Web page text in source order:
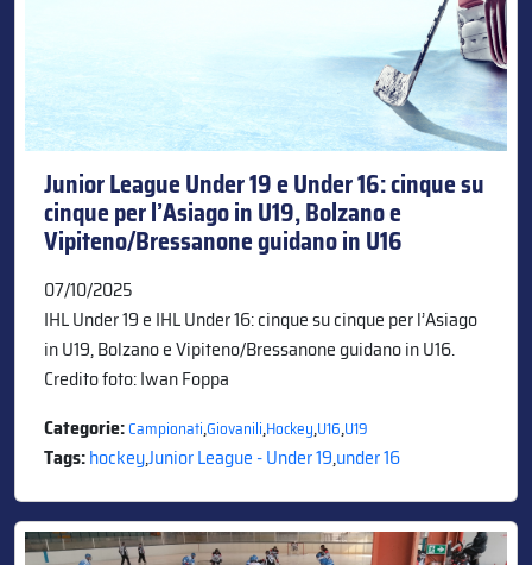
Junior League Under 19 e Under 16: cinque su
cinque per l’Asiago in U19, Bolzano e
Vipiteno/Bressanone guidano in U16
07/10/2025
IHL Under 19 e IHL Under 16: cinque su cinque per l’Asiago
in U19, Bolzano e Vipiteno/Bressanone guidano in U16.
Credito foto: Iwan Foppa
Categorie:Campionati,Giovanili,Hockey,U16,U19
Tags:hockey,Junior League - Under 19,under 16